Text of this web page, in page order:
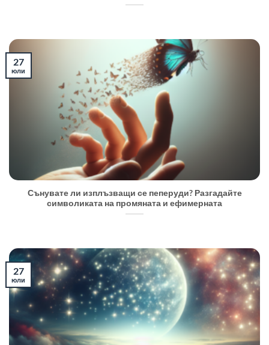
Сънувате ли изплъзващи се пеперуди? Разгадайте
символиката на промяната и ефимерната
27
юли
27
юли